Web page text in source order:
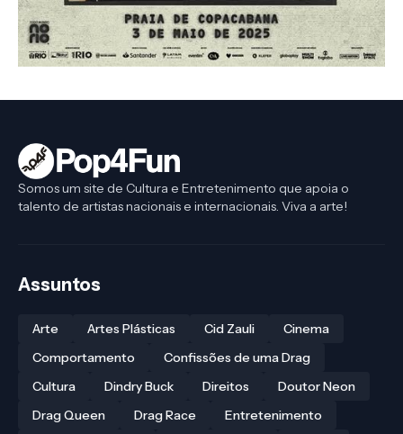
Somos um site de Cultura e Entretenimento que apoia o
talento de artistas nacionais e internacionais. Viva a arte!
Assuntos
Arte Artes Plásticas Cid Zauli
Cinema
Comportamento
Confissões de uma Drag
Cultura
Dindry Buck Direitos
Doutor Neon
Drag Queen
Drag Race Entretenimento